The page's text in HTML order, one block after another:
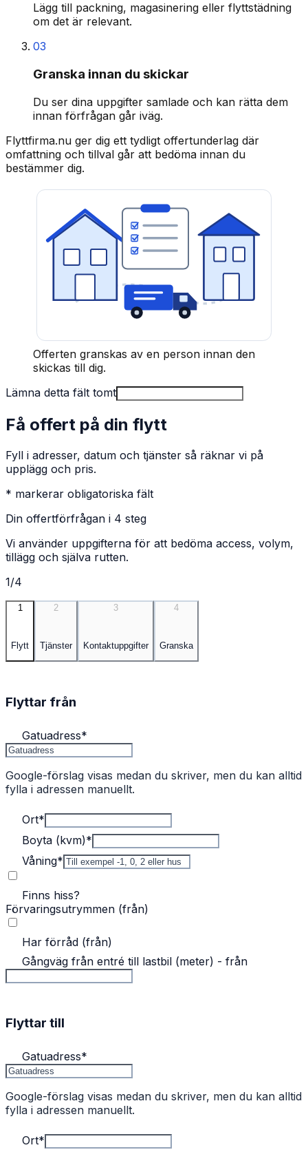
Lägg till packning, magasinering eller flyttstädning
om det är relevant.
03
Granska innan du skickar
Du ser dina uppgifter samlade och kan rätta dem
innan förfrågan går iväg.
Flyttfirma.nu ger dig ett tydligt offertunderlag där
omfattning och tillval går att bedöma innan du
bestämmer dig.
Offerten granskas av en person innan den
skickas till dig.
Lämna detta fält tomt
Få offert på din flytt
Fyll i adresser, datum och tjänster så räknar vi på
upplägg och pris.
* markerar obligatoriska fält
Din offertförfrågan i 4 steg
Vi använder uppgifterna för att bedöma access, volym,
tillägg och själva rutten.
1/4
1
Flytt
2
Tjänster
3
Kontaktuppgifter
4
Granska
Flyttar från
Gatuadress*
Google-förslag visas medan du skriver, men du kan alltid
fylla i adressen manuellt.
Ort*
Boyta (kvm)*
Våning*
Finns hiss?
Förvaringsutrymmen (från)
Har förråd (från)
Gångväg från entré till lastbil (meter) - från
Flyttar till
Gatuadress*
Google-förslag visas medan du skriver, men du kan alltid
fylla i adressen manuellt.
Ort*